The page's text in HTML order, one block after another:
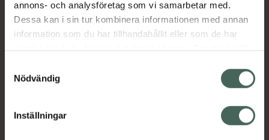
annons- och analysföretag som vi samarbetar med.
Dessa kan i sin tur kombinera informationen med annan
information som du har tillhandahållit eller som de har
samlat in när du har använt deras tjänster. Samtycke till
återkalla ditt samtycke via webbplatsens
cookieinställningar. Ett återkallat samtycke påverkar inte
lagligheten av behandling som skett innan återkallelsen.
Nödvändig
Inställningar
EAN:07046265433897
Kronans Apotek finns här för dig. Du hittar oss från Skåne i